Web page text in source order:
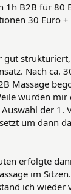
1h B2B für 80
30 Euro
gut
Nach ca.
Massage
wurden mir
der 1.
um dann
erfolgte
im
ich wieder